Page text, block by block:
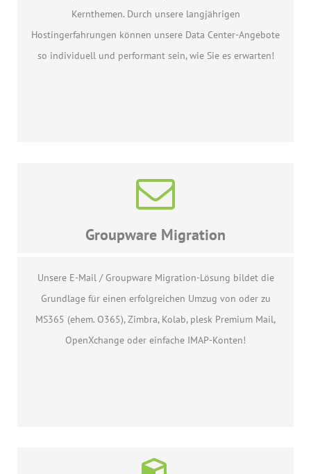
Kernthemen. Durch unsere langjährigen
Hostingerfahrungen können unsere Data Center-Angebote
so individuell und performant sein, wie Sie es erwarten!
Groupware Migration
Unsere E-Mail / Groupware Migration-Lösung bildet die
Grundlage für einen erfolgreichen Umzug von oder zu
MS365 (ehem. O365), Zimbra, Kolab, plesk Premium Mail,
OpenXchange oder einfache IMAP-Konten!